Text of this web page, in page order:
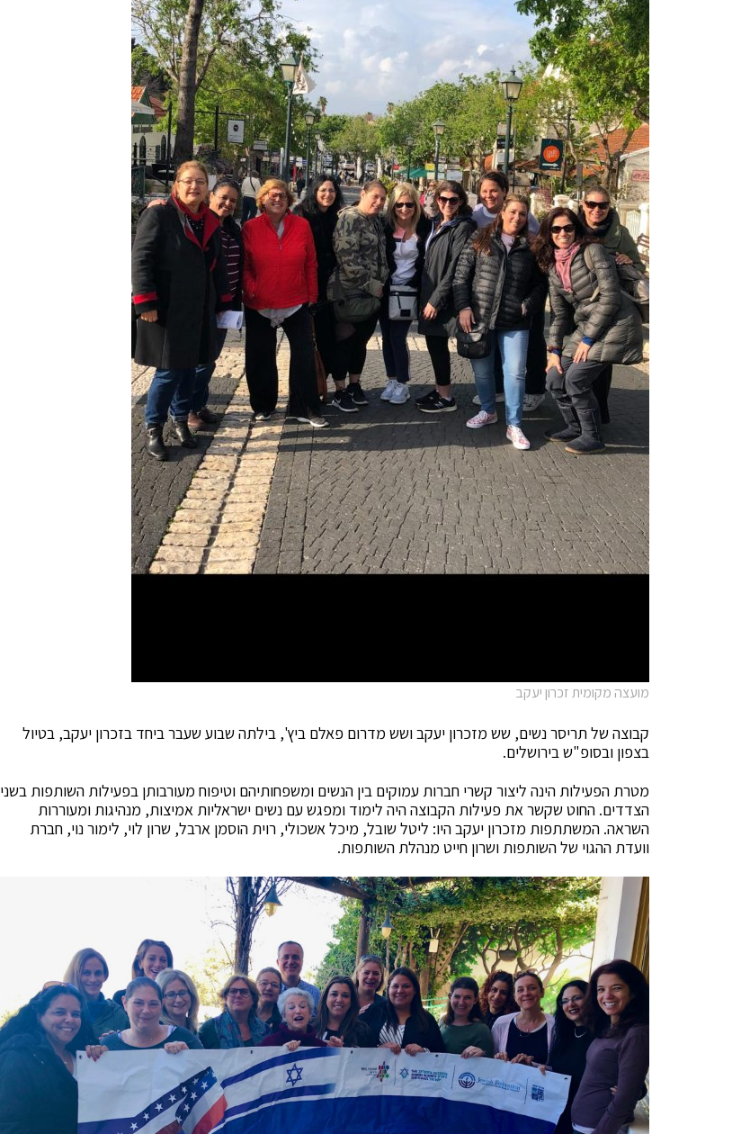
מועצה מקומית זכרון יעקב
קבוצה של תריסר נשים, שש מזכרון יעקב ושש מדרום פאלם ביץ', בילתה שבוע שעבר ביחד בזכרון יעקב, בטיול
בצפון ובסופ"ש בירושלים.
מטרת הפעילות הינה ליצור קשרי חברות עמוקים בין הנשים ומשפחותיהם וטיפוח מעורבותן בפעילות השותפות בשני
הצדדים. החוט שקשר את פעילות הקבוצה היה לימוד ומפגש עם נשים ישראליות אמיצות, מנהיגות ומעוררות
השראה. המשתתפות מזכרון יעקב היו: ליטל שובל, מיכל אשכולי, רוית הוסמן ארבל, שרון לוי, לימור נוי, חברת
וועדת ההגוי של השותפות ושרון חייט מנהלת השותפות.